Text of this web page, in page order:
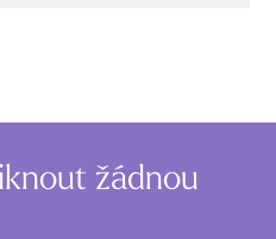
žádnou